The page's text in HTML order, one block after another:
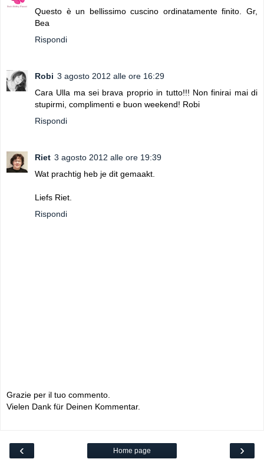
Questo è un bellissimo cuscino ordinatamente finito. Gr,
Bea
Rispondi
Robi 3 agosto 2012 alle ore 16:29
Cara Ulla ma sei brava proprio in tutto!!! Non finirai mai di
stupirmi, complimenti e buon weekend! Robi
Rispondi
Riet 3 agosto 2012 alle ore 19:39
Wat prachtig heb je dit gemaakt.
Liefs Riet.
Rispondi
Grazie per il tuo commento.
Vielen Dank für Deinen Kommentar.
‹ ›
Home page